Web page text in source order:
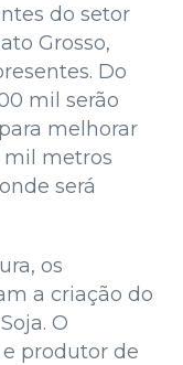
do setor
Grosso,
Do
mil serão
melhorar
mil metros
será
os
a criação do
O
produtor de